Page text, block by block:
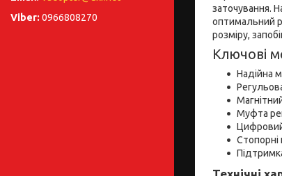
заточування.
оптимальний
розміру,
Ключові
Надійна
Муфта
Стопорні
0966808270